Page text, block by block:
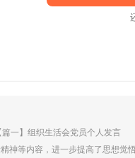
篇一】组织生活会党员个人发
神等内容，进一步提高了思想